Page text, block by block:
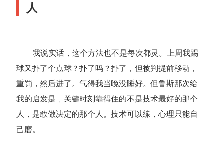
人
我说实话，这个方法也不是每次都灵。上周我踢
球又扑了个点球？扑了吗？扑了，但被判提前移动，
重罚，然后进了。气得我当晚没睡好。但鲁斯那次给
我的启发是，关键时刻靠得住的不是技术最好的那个
人，是敢做决定的那个人。技术可以练，心理只能自
己磨。